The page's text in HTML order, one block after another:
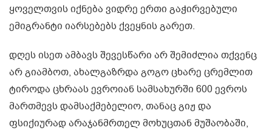
ყოველთვის იქნება ვიდრე ერთი გაჭირვებული
ემიგრანტი იარსებებს ქვეყნის გარეთ.
დღეს ისეთ ამბავს შევესწარი არ შემიძლია თქვენც
არ გიამბოთ, ახალგაზრდა გოგო ცხარე ცრემლით
ტიროდა ცხრაას ევროიან სამსახურში 600 ევროს
მართმევს დამსაქმებელიო, თანაც გიჟ და
ფსიქიურად არაჯანმრთელ მოხუცთან მუშაობაში,